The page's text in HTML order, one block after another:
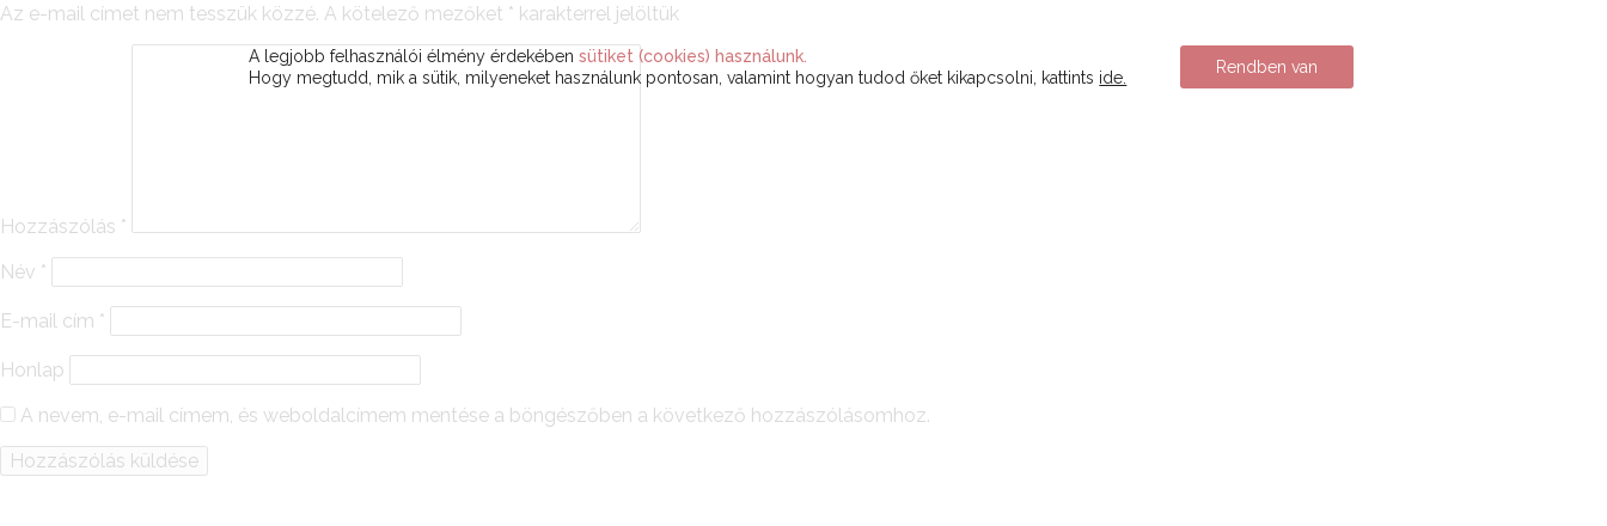
Az e-mail címet nem tesszük közzé. A kötelező mezőket * karakterrel jelöltük
Hozzászólás *
Név *
E-mail cím *
Honlap
A nevem, e-mail címem, és weboldalcímem mentése a böngészőben a következő hozzászólásomhoz.
A legjobb felhasználói élmény érdekébensütiket (cookies) használunk.
Hogy megtudd, mik a sütik, milyeneket használunk pontosan, valamint hogyan tudod őket kikapcsolni, kattints ide.
Rendben van